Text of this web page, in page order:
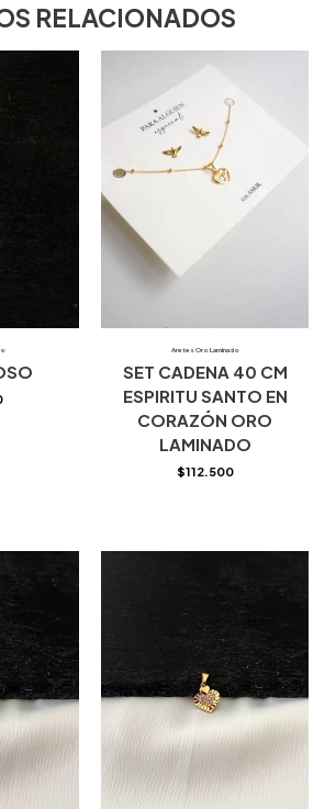
RELACIONADOS
Aretes Oro Laminado
SET CADENA 40 CM
ESPIRITU SANTO EN
CORAZÓN ORO
LAMINADO
$112.500